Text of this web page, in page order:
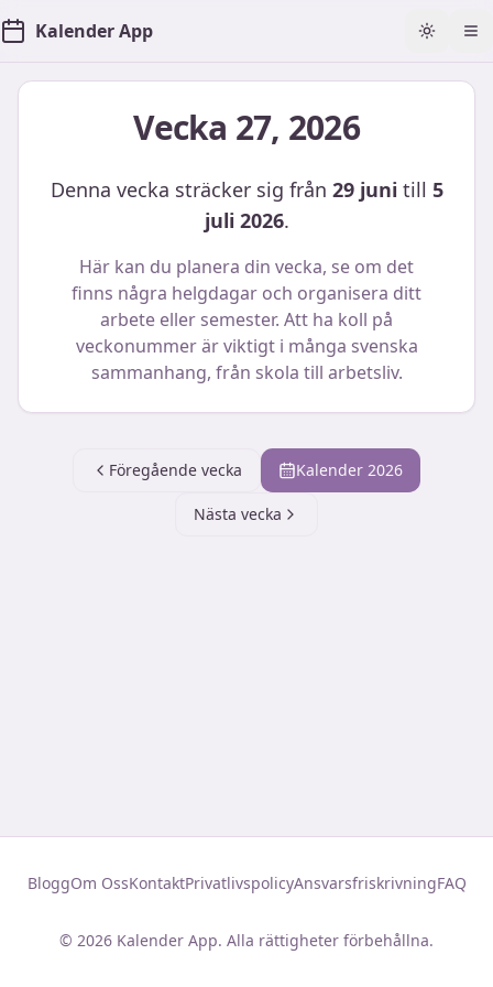
Kalender App Toggle
Vecka 27, 2026
Denna vecka sträcker sig från 29 juni till 5
juli 2026.
Här kan du planera din vecka, se om det
finns några helgdagar och organisera ditt
arbete eller semester. Att ha koll på
veckonummer är viktigt i många svenska
sammanhang, från skola till arbetsliv.
Föregående vecka Kalender 2026
Nästa vecka
BloggOm OssKontaktPrivatlivspolicyAnsvarsfriskrivningFAQ
© 2026 Kalender App. Alla rättigheter förbehållna.